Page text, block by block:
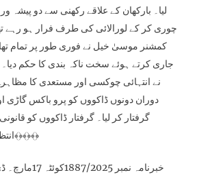
لیا۔ بارکھان کے علاقے رکھنی سے دو پیشہ
چوری کر کے لورالائی کی طرف فرار ہو رہے
کمشنر موسیٰ خیل نے فوری طور پر تمام
جاری کرتے ہوئے سخت ناکہ بندی کا حکم
نے انتہائی چوکسی اور مستعدی کا
دوران دونوں ڈاکووں کو پرو باکس
گرفتار کر لیا۔ گرفتار ڈاکووں کو
انتظامیہ کے حوالے کر دیا گیا۔﴾﴿﴾﴿﴾﴿
خبرنامہ نمبر